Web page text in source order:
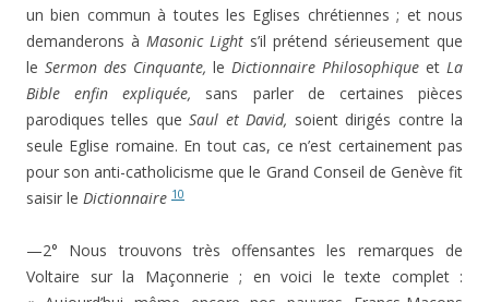
un bien commun à toutes les Eglises chrétiennes ; et nous
demanderons à Masonic Light s’il prétend sérieuse­ment que
le Sermon des Cinquante, le Dictionnaire Philoso­phique et La
Bible enfin expliquée, sans parler de certaines pièces
parodiques telles queSaul et David, soient dirigés contre la
seule Eglise romaine. En tout cas, ce n’est certainement pas
pour son anti-catholicisme que le Grand Conseil de Genève fit
saisir le Dictionnaire 10
—2° Nous trouvons très offensantes les remarques de
Voltaire sur la Maçonnerie ; en voici le texte complet :